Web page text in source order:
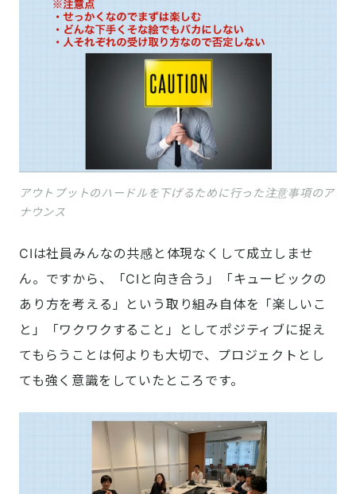
アウトプットのハードルを下げるために行った注意事項のア
ナウンス
CIは社員みんなの共感と体現なくして成立しませ
ん。ですから、「CIと向き合う」「キュービックの
あり方を考える」という取り組み自体を「楽しいこ
と」「ワクワクすること」としてポジティブに捉え
てもらうことは何よりも大切で、プロジェクトとし
ても強く意識をしていたところです。